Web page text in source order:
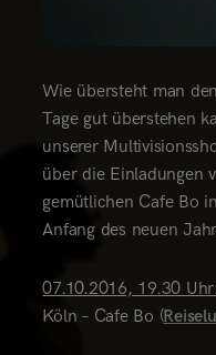
Wie übersteht man
Tage gut überstehen
unserer
über die Einladungen
gemütlichen Cafe Bo
Anfang des neuen
07.10.2016, 19.30
Köln – Cafe Bo (